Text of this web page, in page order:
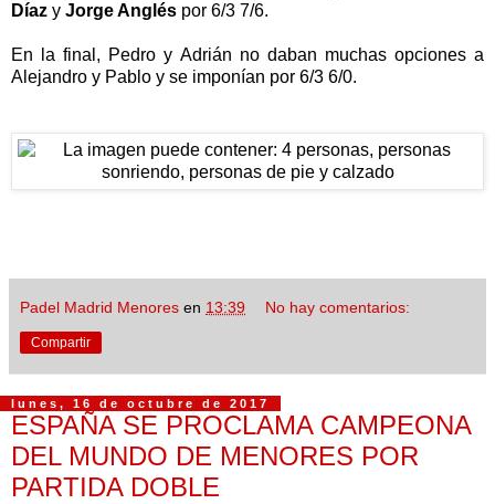
Díaz y Jorge Anglés por 6/3 7/6.
En la final, Pedro y Adrián no daban muchas opciones a
Alejandro y Pablo y se imponían por 6/3 6/0.
Padel Madrid Menores en 13:39 No hay comentarios:
Compartir
lunes, 16 de octubre de 2017
ESPAÑA SE PROCLAMA CAMPEONA
DEL MUNDO DE MENORES POR
PARTIDA DOBLE